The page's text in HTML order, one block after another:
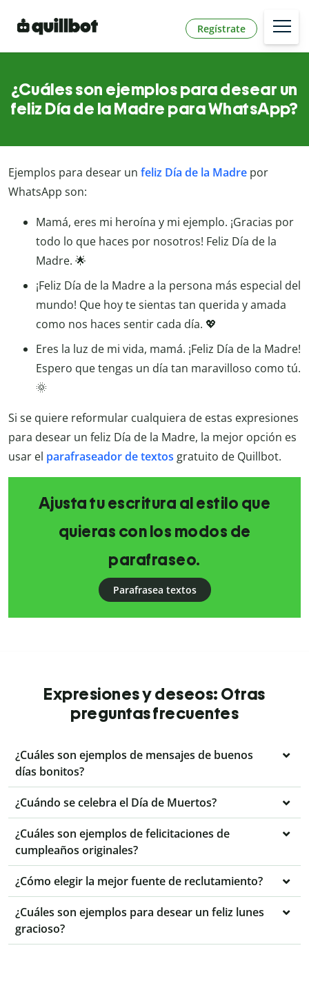
Regístrate
¿Cuáles son ejemplos para desear un
feliz Día de la Madre para WhatsApp?
Ejemplos para desear un feliz Día de la Madre por
WhatsApp son:
Mamá, eres mi heroína y mi ejemplo. ¡Gracias por
todo lo que haces por nosotros! Feliz Día de la
Madre. 🌟
¡Feliz Día de la Madre a la persona más especial del
mundo! Que hoy te sientas tan querida y amada
como nos haces sentir cada día. 💖
Eres la luz de mi vida, mamá. ¡Feliz Día de la Madre!
Espero que tengas un día tan maravilloso como tú.
🌞
Si se quiere reformular cualquiera de estas expresiones
para desear un feliz Día de la Madre, la mejor opción es
usar el parafraseador de textos gratuito de Quillbot.
Ajusta tu escritura al estilo que
quieras con los modos de
parafraseo.
Parafrasea textos
Expresiones y deseos: Otras
preguntas frecuentes
¿Cuáles son ejemplos de mensajes de buenos
días bonitos?
¿Cuándo se celebra el Día de Muertos?
¿Cuáles son ejemplos de felicitaciones de
cumpleaños originales?
¿Cómo elegir la mejor fuente de reclutamiento?
¿Cuáles son ejemplos para desear un feliz lunes
gracioso?